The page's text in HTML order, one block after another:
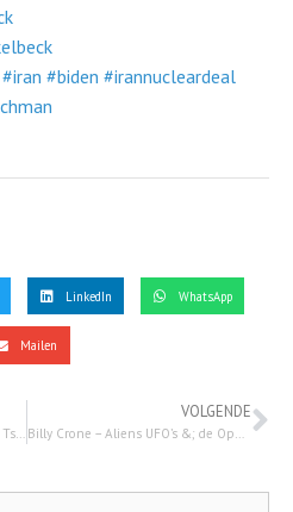
#iran #biden #irannucleardeal
LinkedIn WhatsApp
Mailen
VOLGENDE